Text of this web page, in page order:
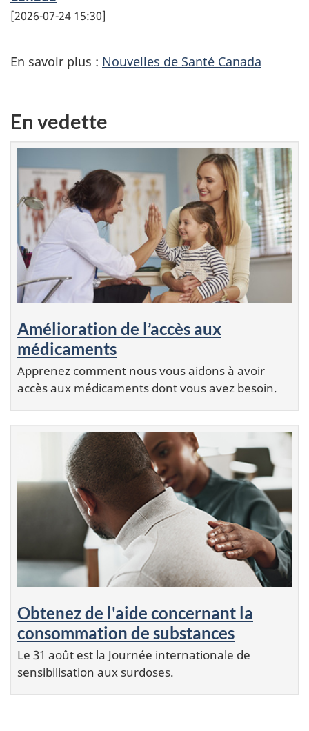
2026-07-24 15:30
En savoir plus : Nouvelles de Santé Canada
En vedette
Amélioration de l’accès aux
médicaments
Apprenez comment nous vous aidons à avoir
accès aux médicaments dont vous avez besoin.
Obtenez de l'aide concernant la
consommation de substances
Le 31 août est la Journée internationale de
sensibilisation aux surdoses.